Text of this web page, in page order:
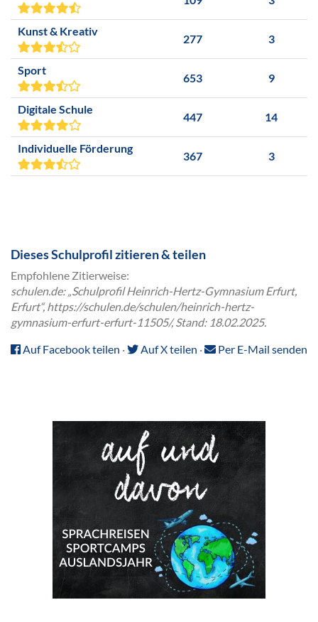
Kunst & Kreativ
277 3
Sport
653 9
Digitale Schule
447 14
Individuelle Förderung
367 3
Dieses Schulprofil zitieren & teilen
Empfohlene Zitierweise:
schulen.de: „Schulprofil Heinrich-Hertz-Gymnasium Erfurt,
Erfurt“, https://schulen.de/schulen/heinrich-hertz-
gymnasium-erfurt-erfurt-11505/, Stand: 18.02.2025.
Auf Facebook teilen · Auf X teilen · Per E-Mail senden